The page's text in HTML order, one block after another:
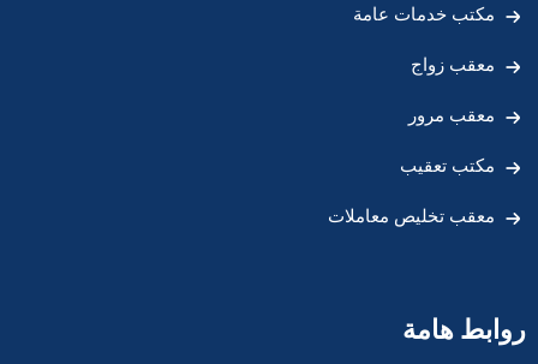
مكتب خدمات عامة
معقب زواج
معقب مرور
مكتب تعقيب
معقب تخليص معاملات
روابط هامة